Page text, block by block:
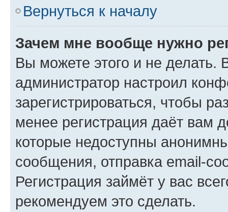
Вернуться к началу
Зачем мне вообще нужно
Вы можете этого и не делать.
администратор настроил
зарегистрироваться, чтобы
менее регистрация даёт вам
которые недоступны
сообщения, отправка email-
Регистрация займёт у вас
рекомендуем это сделать.